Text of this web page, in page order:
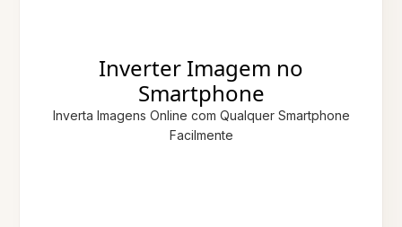
Inverter Imagem no
Smartphone
Inverta Imagens Online com Qualquer Smartphone
Facilmente